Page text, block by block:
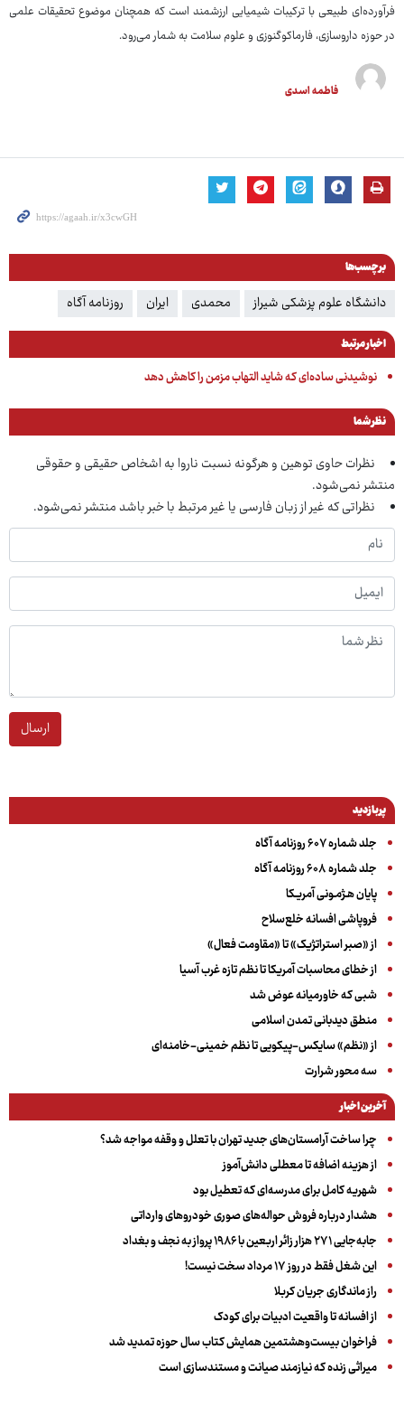
فرآورده‌ای طبیعی با ترکیبات شیمیایی ارزشمند است که همچنان موضوع تحقیقات علمی
در حوزه داروسازی، فارماکوگنوزی و علوم سلامت به شمار می‌رود.
فاطمه اسدی
برچسب‌ها
دانشگاه علوم پزشکی شیراز محمدی ایران روزنامه آگاه
اخبار مرتبط
نوشیدنی ساده‌ای که شاید التهاب مزمن را کاهش دهد
نظر شما
نظرات حاوی توهین و هرگونه نسبت ناروا به اشخاص حقیقی و حقوقی
منتشر نمی‌شود.
نظراتی که غیر از زبان فارسی یا غیر مرتبط با خبر باشد منتشر نمی‌شود.
ارسال
پربازدید
جلد شماره ۶۰۷ روزنامه آگاه
جلد شماره ۶۰۸ روزنامه آگاه
پایان هـژمـونی آمریـکا
فروپاشی افسانه خلع‌سلاح
از «صبر استراتژیک» تا «مقاومت فعال»
از خطای محاسبات آمریکا تا نظم تازه غرب آسیا
شبی که خاورمیانه عوض شد
منطق دیدبانی تمدن اسلامی
از «نظم» سایکس-پیکویی تا نظم خمینی-خامنه‌ای
سه‌ محور شرارت
آخرین اخبار
چرا ساخت آرامستان‌های جدید تهران با تعلل و وقفه مواجه شد؟
از هزینه اضافه تا معطلی دانش‌آموز
شهریه کامل برای مدرسه‌ای که تعطیل بود
هشدار درباره فروش حواله‌های صوری خودروهای وارداتی
جابه‌جایی ۲۷۱ هزار زائر اربعین با ۱۹۸۶ پرواز به نجف و بغداد
این شغل فقط در روز ۱۷ مرداد سخت نیست!
راز ماندگاری جریان کربلا
از افسانه تا واقعیت ادبیات برای کودک
فراخوان بیست‌وهشتمین همایش کتاب سال حوزه تمدید شد
میراثی زنده که نیازمند صیانت و مستندسازی است